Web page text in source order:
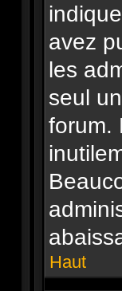
avez
les
seul
forum.
Haut